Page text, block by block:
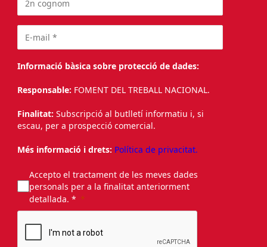
Informació bàsica sobre protecció de dades:
Responsable: FOMENT DEL TREBALL NACIONAL.
Finalitat: Subscripció al butlletí informatiu i, si
escau, per a prospecció comercial.
Més informació i drets: Política de privacitat.
Accepto el tractament de les meves dades
personals per a la finalitat anteriorment
detallada. *